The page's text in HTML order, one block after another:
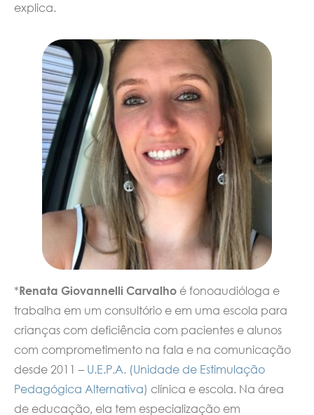
explica.
*Renata Giovannelli Carvalho é fonoaudióloga e
trabalha em um consultório e em uma escola para
crianças com deficiência com pacientes e alunos
com comprometimento na fala e na comunicação
desde 2011 – U.E.P.A. (Unidade de Estimulação
Pedagógica Alternativa) clínica e escola. Na área
de educação, ela tem especialização em